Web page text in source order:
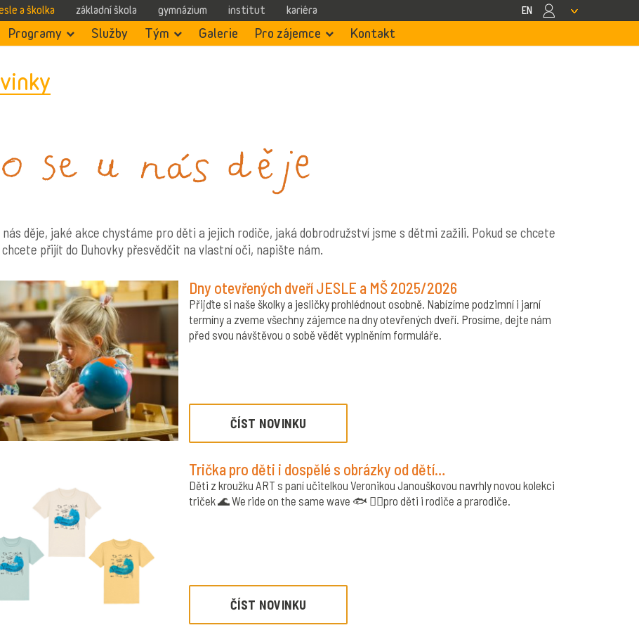
a školka základní škola gymnázium institut kariéra EN
Programy Služby Tým Galerie Pro zájemce Kontakt
nás děje, jaké akce chystáme pro děti a jejich rodiče, jaká dobrodružství jsme s dětmi zažili. Pokud se chcete
přijít do Duhovky přesvědčit na vlastní oči, napište nám.
Dny otevřených dveří JESLE a MŠ 2025/2026
Přijďte si naše školky a jesličky prohlédnout osobně. Nabízíme podzimní i jarní
termíny a zveme všechny zájemce na dny otevřených dveří. Prosíme, dejte nám
před svou návštěvou o sobě vědět vyplněním formuláře.
ČÍST NOVINKU
Trička pro děti i dospělé s obrázky od dětí…
Děti z kroužku ART s paní učitelkou Veronikou Janouškovou navrhly novou kolekci
triček 🌊 We ride on the same wave 🐟 🏄‍♂️pro děti i rodiče a prarodiče.
ČÍST NOVINKU